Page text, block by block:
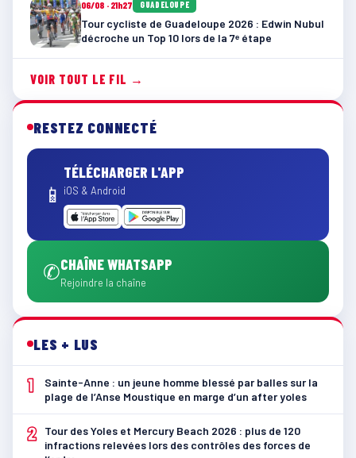
06/08 · 21h27 GUADELOUPE
Tour cycliste de Guadeloupe 2026 : Edwin Nubul
décroche un Top 10 lors de la 7ᵉ étape
VOIR TOUT LE FIL →
RESTEZ CONNECTÉ
📱
TÉLÉCHARGER L'APP
iOS & Android
✆CHAÎNE WHATSAPP
Rejoindre la chaîne
LES + LUS
1
Sainte-Anne : un jeune homme blessé par balles sur la
plage de l’Anse Moustique en marge d’un after yoles
2
Tour des Yoles et Mercury Beach 2026 : plus de 120
infractions relevées lors des contrôles des forces de